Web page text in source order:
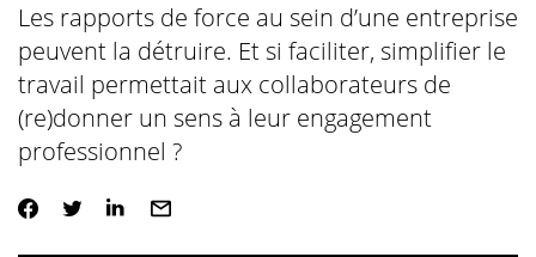
Les rapports de force au sein d’une entreprise
peuvent la détruire. Et si faciliter, simplifier le
travail permettait aux collaborateurs de
(re)donner un sens à leur engagement
professionnel ?